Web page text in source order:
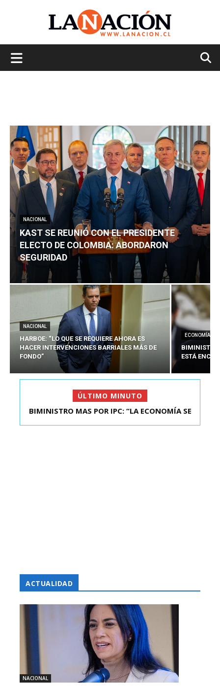
NACIONAL
KAST SE REUNIÓ CON EL PRESIDENTE
ELECTO DE COLOMBIA: ABORDARON
SEGURIDAD
NACIONAL
HARBOE: “LO QUE SE REQUIERE AHORA ES
HACER INTERVENCIONES BARRIALES MÁS DE
FONDO”
ECONOMÍA
BIMINISTRO
ESTÁ
ÚLTIMO MINUTO
KAST SE REUNIÓ CON EL PRESIDENTE ELECTO DE
BIMINISTRO MAS POR IPC: “LA ECONOMÍA SE
ACTUALIDAD
NACIONAL